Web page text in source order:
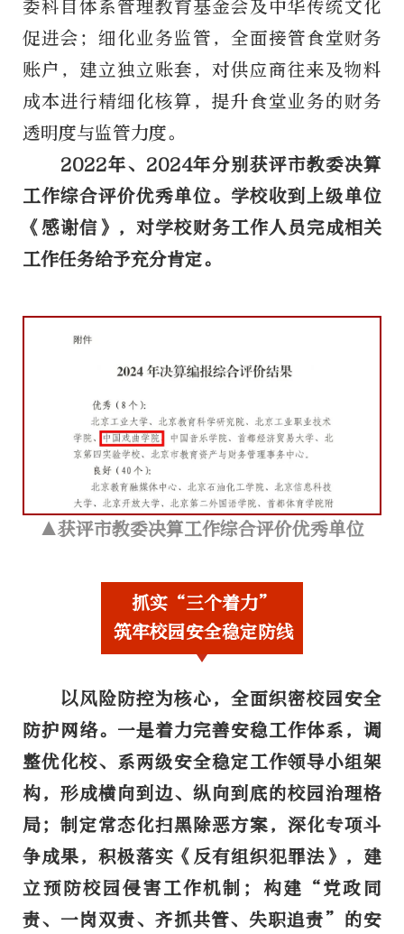
委科目体系管理教育基金会及中华传统文化
促进会；细化业务监管，全面接管食堂财务
账户，建立独立账套，对供应商往来及物料
成本进行精细化核算，提升食堂业务的财务
透明度与监管力度。
2022年、2024年分别获评市教委决算
工作综合评价优秀单位。学校收到上级单位
《感谢信》，对学校财务工作人员完成相关
工作任务给予充分肯定。
▲获评市教委决算工作综合评价优秀单位
抓实“三个着力”
筑牢校园安全稳定防线
以风险防控为核心，全面织密校园安全
防护网络。 一是着力完善安稳工作体系， 调
整优化校、系两级安全稳定工作领导小组架
构，形成横向到边、纵向到底的校园治理格
局；制定常态化扫黑除恶方案，深化专项斗
争成果，积极落实《反有组织犯罪法》，建
立预防校园侵害工作机制；构建“党政同
责、一岗双责、齐抓共管、失职追责”的安